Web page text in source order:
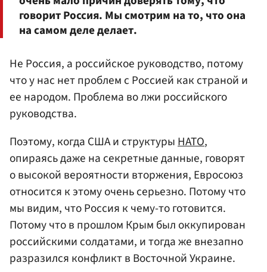
говорит Россия. Мы смотрим на то, что она
на самом деле делает.
Не Россия, а российское руководство, потому
что у нас нет проблем с Россией как страной и
ее народом. Проблема во лжи российского
руководства.
Поэтому, когда США и структурыНАТО,
опираясь даже на секретные данные, говорят
о высокой вероятности вторжения, Евросоюз
относится к этому очень серьезно. Потому что
мы видим, что Россия к чему-то готовится.
Потому что в прошлом Крым был оккупирован
российскими солдатами, и тогда же внезапно
разразился конфликт в Восточной Украине.